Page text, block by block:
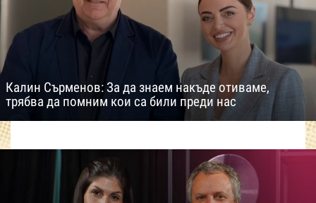
Калин Сърменов: За да знаем накъде отиваме,
трябва да помним кои са били преди нас